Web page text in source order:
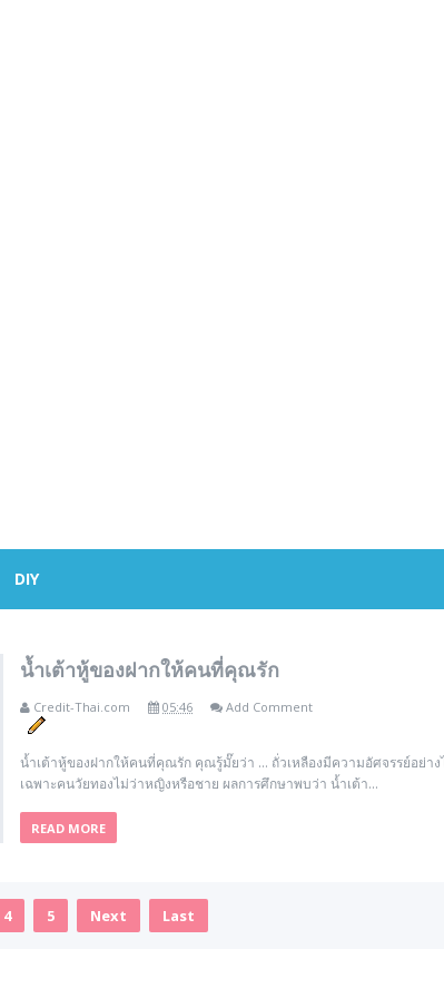
DIY
น้ำเต้าหู้ของฝากให้คนที่คุณรัก
Credit-Thai.com 05:46 Add Comment
น้ำเต้าหู้ของฝากให้คนที่คุณรัก คุณรู้มั๊ยว่า ... ถั่วเหลืองมีความอัศจรรย์อย่าง
เฉพาะคนวัยทองไม่ว่าหญิงหรือชาย ผลการศึกษาพบว่า น้ำเต้า...
READ MORE
4 5 Next Last